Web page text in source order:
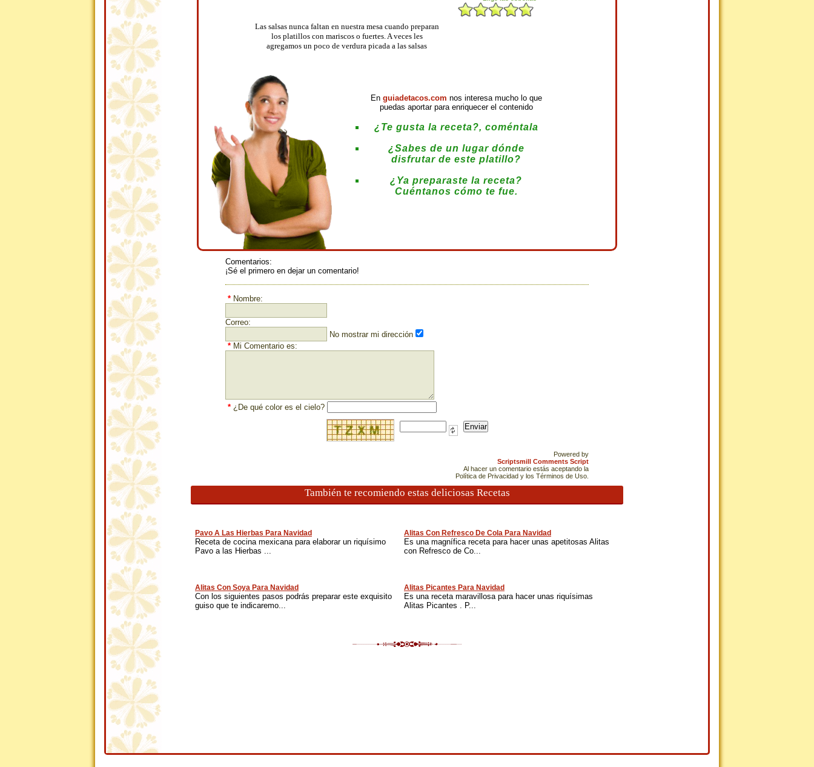
Las salsas nunca faltan en nuestra mesa cuando preparan
los platillos con mariscos o fuertes. A veces les
agregamos un poco de verdura picada a las salsas
En guiadetacos.com nos interesa mucho lo que
puedas aportar para enriquecer el contenido
¿Te gusta la receta?, coméntala
¿Sabes de un lugar dónde
disfrutar de este platillo?
¿Ya preparaste la receta?
Cuéntanos cómo te fue.
Comentarios:
¡Sé el primero en dejar un comentario!
* Nombre:
Correo:
No mostrar mi dirección
* Mi Comentario es:
* ¿De qué color es el cielo?
Powered by
Scriptsmill Comments Script
Al hacer un comentario estás aceptando la
Política de Privacidad y los Términos de Uso.
También te recomiendo estas deliciosas Recetas
Pavo A Las Hierbas Para Navidad
Receta de cocina mexicana para elaborar un riquísimo
Pavo a las Hierbas ...
Alitas Con Refresco De Cola Para Navidad
Es una magnífica receta para hacer unas apetitosas Alitas
con Refresco de Co...
Alitas Con Soya Para Navidad
Con los siguientes pasos podrás preparar este exquisito
guiso que te indicaremo...
Alitas Picantes Para Navidad
Es una receta maravillosa para hacer unas riquísimas
Alitas Picantes . P...